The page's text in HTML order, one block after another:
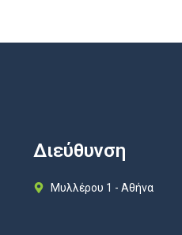
Διεύθυνση
Μυλλέρου 1 - Αθήνα